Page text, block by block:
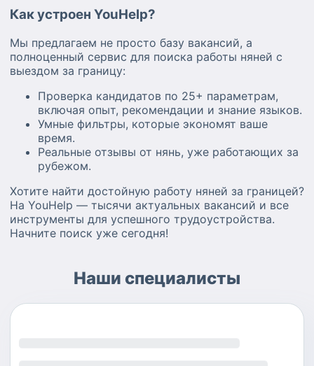
Как устроен YouHelp?
Мы предлагаем не просто базу вакансий, а
полноценный сервис для поиска работы няней с
выездом за границу:
Проверка кандидатов по 25+ параметрам,
включая опыт, рекомендации и знание языков.
Умные фильтры, которые экономят ваше
время.
Реальные отзывы от нянь, уже работающих за
рубежом.
Хотите найти достойную работу няней за границей?
На YouHelp — тысячи актуальных вакансий и все
инструменты для успешного трудоустройства.
Начните поиск уже сегодня!
Наши специалисты